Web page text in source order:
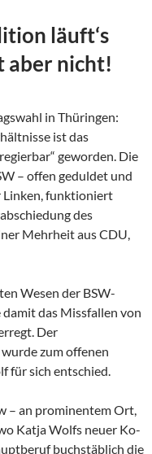
läuft‘s
aber nicht!
in Thüringen:
ist das
geworden. Die
– offen geduldet und
funktioniert
des
Mehrheit aus CDU,
Wesen der BSW-
das Missfallen von
Der
zum offenen
für sich entschied.
– an prominentem Ort,
Katja Wolfs neuer Ko-
buchstäblich die